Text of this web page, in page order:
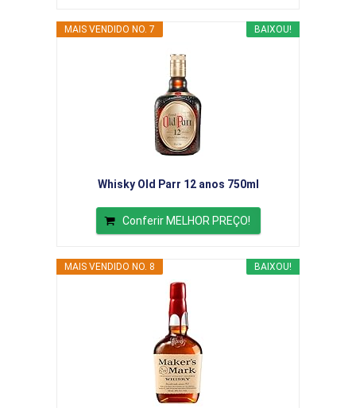
BAIXOU!
MAIS VENDIDO NO. 7
Whisky Old Parr 12 anos 750ml
Conferir MELHOR PREÇO!
BAIXOU!
MAIS VENDIDO NO. 8